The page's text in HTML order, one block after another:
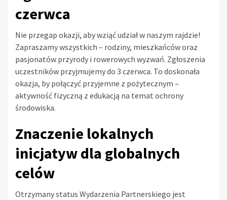
czerwca
Nie przegap okazji, aby wziąć udział w naszym rajdzie!
Zapraszamy wszystkich – rodziny, mieszkańców oraz
pasjonatów przyrody i rowerowych wyzwań. Zgłoszenia
uczestników przyjmujemy do 3 czerwca. To doskonała
okazja, by połączyć przyjemne z pożytecznym –
aktywność fizyczną z edukacją na temat ochrony
środowiska.
Znaczenie lokalnych
inicjatyw dla globalnych
celów
Otrzymany status Wydarzenia Partnerskiego jest